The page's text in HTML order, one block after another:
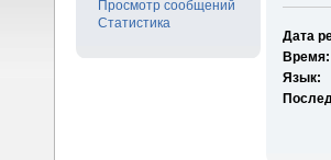
Просмотр сообщений
Статистика
Дата
Время:
Язык: